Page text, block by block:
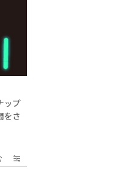
ップ
をさ